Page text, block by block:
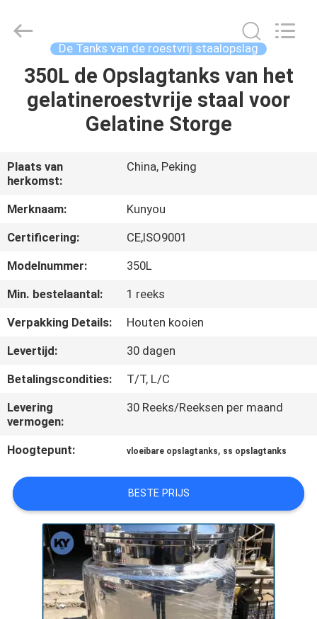
THUIS
PRODUCTEN
VIDEO'S
OVER
ONS
KWALITEITSCONTROLE
NIEUWS
VRAAG
EEN
OFFERTE
SITEMAP
PRIVACY
POLICY
Pharmatech
Reserved.
De Tanks van de roestvrij staalopslag
350L de Opslagtanks van het
gelatineroestvrije staal voor
Gelatine Storge
Plaats van
herkomst:
China, Peking
Merknaam:
Kunyou
Certificering:
CE,ISO9001
Modelnummer:
350L
Min. bestelaantal:
1 reeks
Verpakking Details:
Houten kooien
Levertijd:
30 dagen
Betalingscondities:
T/T, L/C
Levering
vermogen:
30 Reeks/Reeksen per maand
Hoogtepunt: vloeibare opslagtanks, ss opslagtanks
BESTE PRIJS